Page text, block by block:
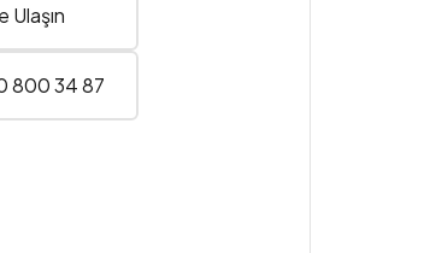
Ulaşın
800 34 87